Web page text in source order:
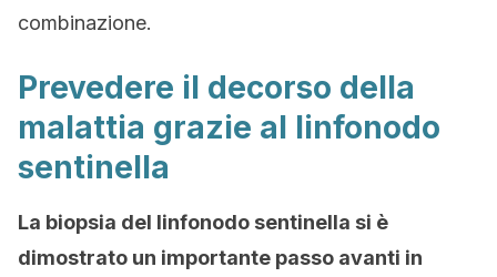
combinazione.
Prevedere il decorso della
malattia grazie al linfonodo
sentinella
La biopsia del linfonodo sentinella si è
dimostrato un importante passo avanti in